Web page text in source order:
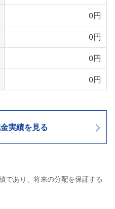
0円
0円
0円
0円
実績を見る
であり、将来の分配を保証する